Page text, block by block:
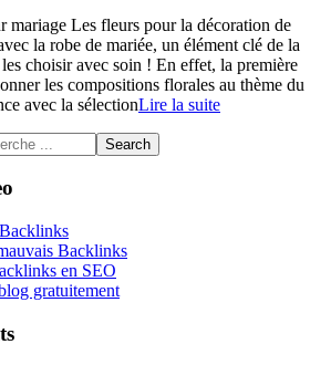
mariage Les fleurs pour la décoration de
la robe de mariée, un élément clé de la
choisir avec soin ! En effet, la première
les compositions florales au thème du
avec la sélectionLire la suite
Backlinks
en SEO
gratuitement